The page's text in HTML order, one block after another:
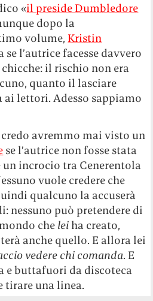
«il preside Dumbledore
dopo la
volume, Kristin
se l’autrice facesse davvero
il rischio non era
quanto il lasciare
ai lettori. Adesso sappiamo
credo avremmo mai visto un
se l’autrice non fosse stata
incrocio tra Cenerentola
vuole credere che
qualcuno la accuserà
nessuno può pretendere di
che lei ha creato,
anche quello. E allora lei
vedere chi comanda. E
e buttafuori da discoteca
una linea.